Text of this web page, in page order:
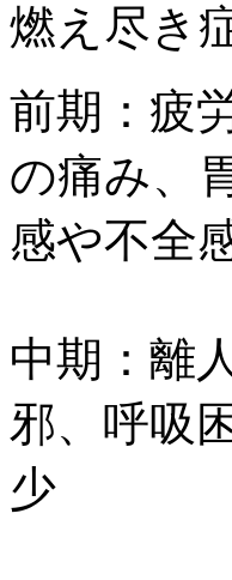
燃え尽き
前期：疲
の痛み、
感や不全
中期：離
邪、呼吸
少